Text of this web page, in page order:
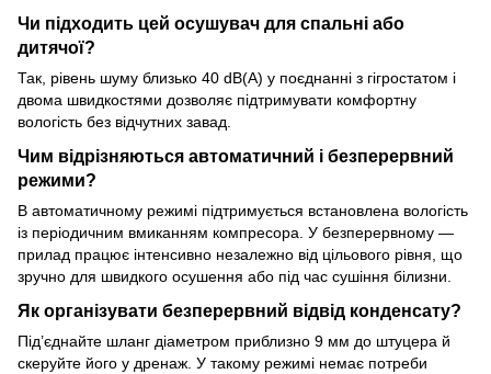
Чи підходить цей осушувач для спальні або
дитячої?
Так, рівень шуму близько 40 dB(A) у поєднанні з гігростатом і
двома швидкостями дозволяє підтримувати комфортну
вологість без відчутних завад.
Чим відрізняються автоматичний і безперервний
режими?
В автоматичному режимі підтримується встановлена вологість
із періодичним вмиканням компресора. У безперервному —
прилад працює інтенсивно незалежно від цільового рівня, що
зручно для швидкого осушення або під час сушіння білизни.
Як організувати безперервний відвід конденсату?
Під’єднайте шланг діаметром приблизно 9 мм до штуцера й
скеруйте його у дренаж. У такому режимі немає потреби